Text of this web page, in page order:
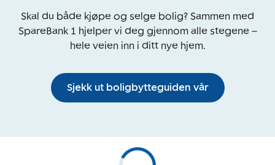
Skal du både kjøpe og selge bolig? Sammen med
SpareBank 1 hjelper vi deg gjennom alle stegene –
hele veien inn i ditt nye hjem.
Sjekk ut boligbytteguiden vår